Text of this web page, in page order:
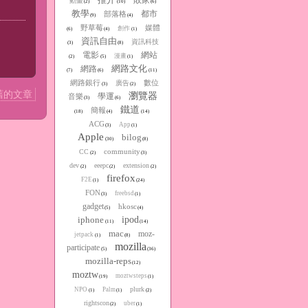
的文章
(2) (10) (6)
教學(9) 部落格(4) 都市
(6) 野草莓(4) 創作 (1) 媒體
(3) 資訊自由 (8) 資訊科技
(2) 電影 (5) 漫畫(1) 網站
(7) 網路 (6) 網路文化 (11)
網路銀行 (3) 廣告(2)
數位
音樂 (3) 學運 (6) 瀏覽器
(18) 簡報 (4) 鐵道 (14)
ACG(3) App (1)
Apple (30) bilog (8)
CC (2) community (3)
dev (2) eeepc(2) extension (2)
F2E (1) firefox (24)
FON(3) freebsd (1)
gadget(5) hkosc(4)
iphone (11) ipod (14)
jetpack (1) mac(8)
moz-
participate (5) mozilla (36)
mozilla-reps(12)
moztw(19) moztwsteps (1)
NPO (1) Palm(1) plurk (2)
rightscon(2) uber(1)